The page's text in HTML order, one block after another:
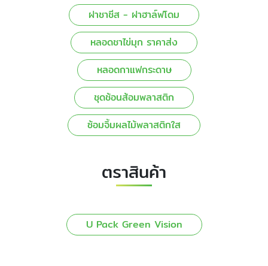
ฝาชาชีส - ฝาฮาล์ฟโดม
หลอดชาไข่มุก ราคาส่ง
หลอดกาแฟกระดาษ
ชุดช้อนส้อมพลาสติก
ซ้อมจิ้มผลไม้พลาสติกใส
ตราสินค้า
U Pack Green Vision